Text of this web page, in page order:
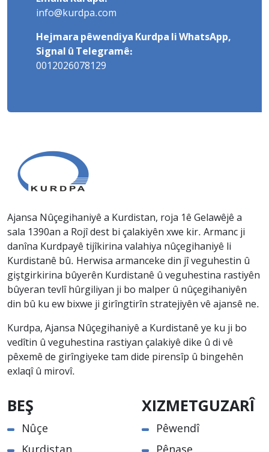
info@kurdpa.com
Hejmara pêwendiya Kurdpa li WhatsApp,
Signal û Telegramê:
0012026078129
Ajansa Nûçegihaniyê a Kurdistan, roja 1ê Gelawêjê a
sala 1390an a Rojî dest bi çalakiyên xwe kir. Armanc ji
danîna Kurdpayê tijîkirina valahiya nûçegihaniyê li
Kurdistanê bû. Herwisa armanceke din jî veguhestin û
giştgirkirina bûyerên Kurdistanê û veguhestina rastiyên
bûyeran tevlî hûrgiliyan ji bo malper û nûçegihaniyên
din bû ku ew bixwe ji girîngtirîn stratejiyên vê ajansê ne.
Kurdpa, Ajansa Nûçegihaniyê a Kurdistanê ye ku ji bo
vedîtin û veguhestina rastiyan çalakiyê dike û di vê
pêxemê de girîngiyeke tam dide pirensîp û bingehên
exlaqî û mirovî.
BEŞ
Nûçe
XIZMETGUZARÎ
Pêwendî